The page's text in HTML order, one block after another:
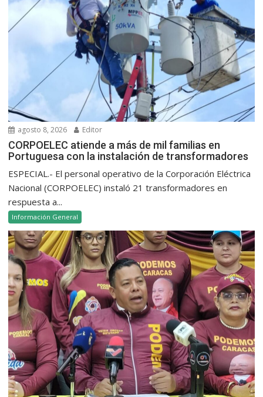
agosto 8, 2026 Editor
CORPOELEC atiende a más de mil familias en
Portuguesa con la instalación de transformadores
ESPECIAL.- El personal operativo de la Corporación Eléctrica
Nacional (CORPOELEC) instaló 21 transformadores en
respuesta a...
Información General